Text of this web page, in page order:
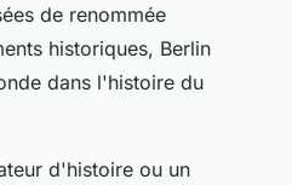
de renommée
historiques, Berlin
dans l'histoire du
d'histoire ou un